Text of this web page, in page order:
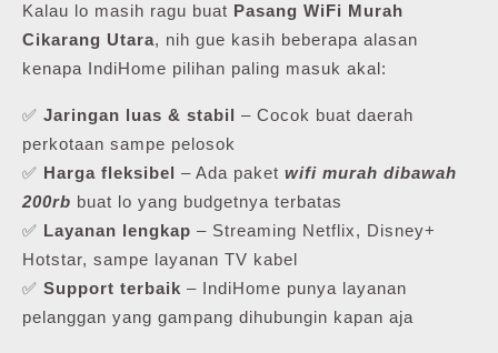
Kalau lo masih ragu buat Pasang WiFi Murah
Cikarang Utara, nih gue kasih beberapa alasan
kenapa IndiHome pilihan paling masuk akal:
✅ Jaringan luas & stabil – Cocok buat daerah
perkotaan sampe pelosok
✅ Harga fleksibel – Ada paket wifi murah dibawah
200rb buat lo yang budgetnya terbatas
✅ Layanan lengkap – Streaming Netflix, Disney+
Hotstar, sampe layanan TV kabel
✅ Support terbaik – IndiHome punya layanan
pelanggan yang gampang dihubungin kapan aja